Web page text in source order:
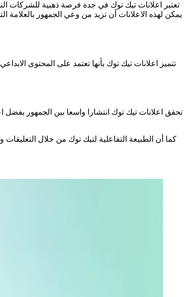
تعتبر اعلانات تيك توك في جدة فرصة ذهبية للشركات
يمكن لهذه الاعلانات أن تزيد من وعي الجمهور بالعلامة
تتميز اعلانات تيك توك بأنها تعتمد على المحتوى
تحقق اعلانات تيك توك انتشارا واسعا بين الجمهور
كما أن الطبيعة التفاعلية لتيك توك من خلال